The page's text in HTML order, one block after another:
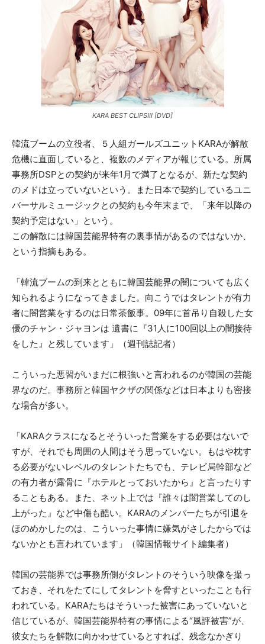
KARA BEST CLIPSIII [DVD]
韓流ブームの立役者、５人組ガールズユニットKARAが解散
危機に直面していると、複数のメディアが報じている。所属
事務所DSPとの契約が来年1月で満了となるが、新たな契約
のメドは立っていないという。また日本で契約しているユニ
バーサルミュージックとの契約も今年末まで、「来年以降の
契約予定はない」という。
この解散には韓国芸能界特有の裏事情があるのではないか、
という指摘もある。
「韓流ブームの到来とともに韓国芸能界の闇についても広く
知られるようになってきました。向こうではタレントが有力
者に闇営業をするのは日常茶飯事。09年に首吊り自殺した女
優のチャン・ジャヨンは 遺書に『31人に100回以上の闇接待
をした』と残しています」（週刊誌記者）
こういった悪習がいまだに根強いと言われるのが韓国の芸能
界なのだ。事務所と韓国ヤクザの関係などは日本よりも密接
な場合が多い。
「KARAクラスになるとそういった営業をする必要はないで
すが、それでも周囲の人間はそう思っていない。もはや枕す
る必要がないレベルのタレントたちでも、テレビ局幹部など
の有力者が露骨に『ホテルとっておいたから』と言ったりす
ることもある。また、ネット上では『誰々は闇営業してのし
上がった』など中傷も酷い。KARAのメンバーたちが引退を
ほのめかしたのは、こういった事情に嫌気がさしたからでは
ないかとも言われています」（韓国情報サイト編集者）
韓国の芸能界では事務所側がタレントのそういう映像を撮っ
ておき、それをたてにしてタレントを脅すといったことも行
われている。KARAたちはそういった被害にあっていないと
信じているが、韓国芸能界特有の事情による“風評被害”が、
彼女たちを解散に向かわせているとすれば、残念なかぎり